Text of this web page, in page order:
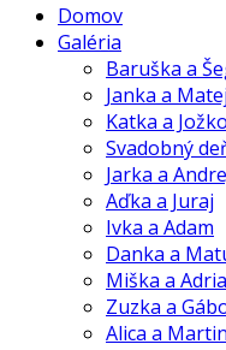
Domov
Galéria
Baruška a
Janka a Matej
Katka a Jožko
Svadobný
Jarka a
Aďka a Juraj
Ivka a Adam
Danka a
Miška a
Zuzka a
Alica a Martin